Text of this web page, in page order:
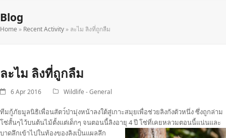
Blog
Home » Recent Activity » ละไม ลิงที่ถูกลืม
ละไม ลิงที่ถูกลืม
6 Apr 2016 Wildlife - General
ทีมกู้ภัยมูลนิธิเพื่อนสัตว์ป่ามุ่งหน้าลงใต้สู่เกาะสมุยเพื่อช่วยลิงกังตัวหนึ่ง ซึ่งถูกล่าม
โซ่สั้นๆไว้บนต้นไม้ตั้งแต่เด็กๆ จนตอนนี้ลิงอายุ 4 ปี โซ่ที่เคยหลวมตอนนี้แน่นและ
บาดลึกเข้าไปในท้องของลิงเป็นแผลลึก